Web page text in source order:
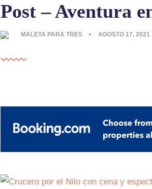
Post – Aventura
MALETA PARA TRES AGOSTO 17, 2021